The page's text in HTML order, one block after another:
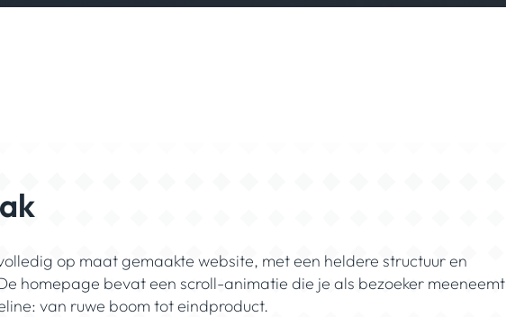
op maat gemaakte website, met een heldere structuur en
homepage bevat een scroll-animatie die je als bezoeker meeneemt
van ruwe boom tot eindproduct.